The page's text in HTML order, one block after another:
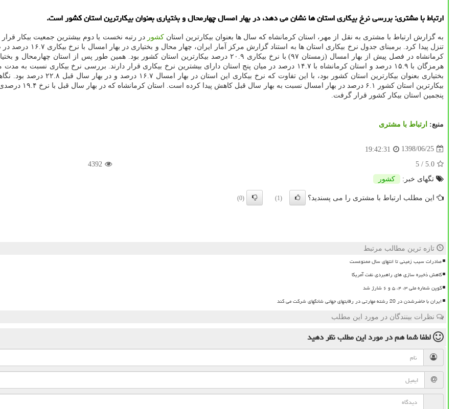
ارتباط با مشتری: بررسی نرخ بیكاری استان ها نشان می دهد، در بهار امسال چهارمحال و بختیاری بعنوان بیكارترین استان كشور است.
به گزارش ارتباط با مشتری به نقل از مهر، استان كرمانشاه كه سال ها بعنوان بیكارترین استانكشور در رتبه نخست یا دوم بیشترین جمعیت بیكار قرار
تنزل پیدا كرد.
بختیاری بعنوان بیكارترین استان
پنجمین استان بیكار كشور قرار گرفت.
منبع: ارتباط با مشتری
1398/06/25
19:42:31
5.0
/ 5
4392
تگهای خبر:
كشور
این مطلب ارتباط با مشتری را می پسندید؟ (1)
(0)
تازه ترین مطالب مرتبط
صادرات سیب زمینی تا انتهای سال ممنوعست
کاهش ذخیره سازی های راهبردی نفت آمریکا
کوپن شماره ملی ۳، ۴، ۵ و ۶ شارژ شد
ایران با حاضرشدن در 20 رشته مهارتی در رقابتهای جهانی شانگهای شرکت می کند
نظرات بینندگان در مورد این مطلب
لطفا شما همدر مورد این مطلبنظر دهید